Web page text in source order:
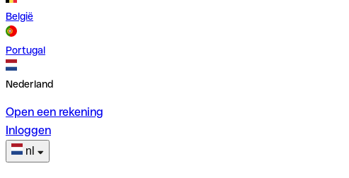
België
Portugal
Nederland
Open een rekening
Inloggen
nl